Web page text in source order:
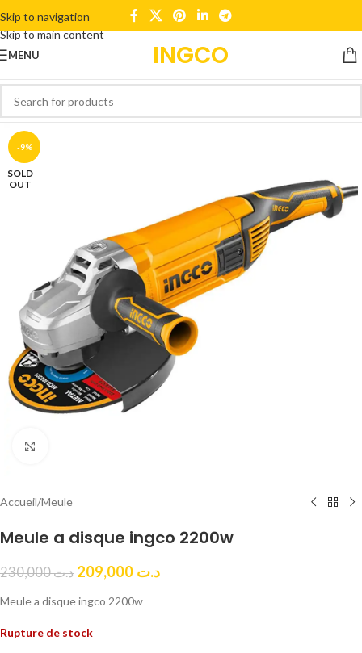
Skip to navigation
Skip to main content
MENU INGCO
-9%
SOLD
OUT
Accueil/Meule
Meule a disque ingco 2200w
د.ت230,000 د.ت
Meule a disque ingco 2200w
Rupture de stock